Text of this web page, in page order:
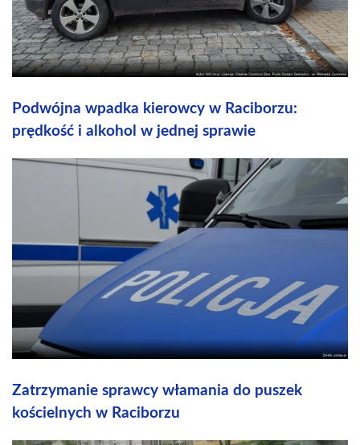
Podwójna wpadka kierowcy w Raciborzu:
prędkość i alkohol w jednej sprawie
Zatrzymanie sprawcy włamania do puszek
kościelnych w Raciborzu